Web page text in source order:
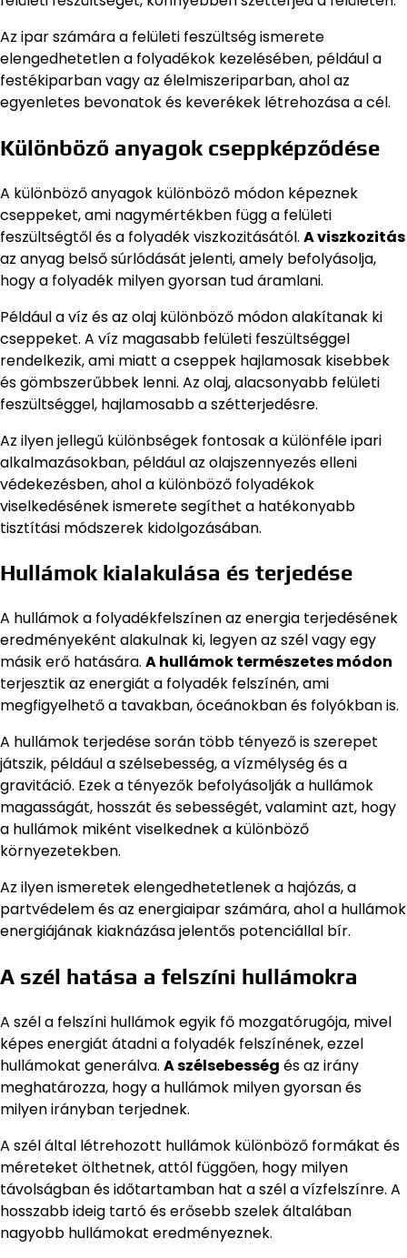
Az ipar számára a felületi feszültség ismerete
elengedhetetlen a folyadékok kezelésében, például a
festékiparban vagy az élelmiszeriparban, ahol az
egyenletes bevonatok és keverékek létrehozása a cél.
Különböző anyagok cseppképződése
A különböző anyagok különböző módon képeznek
cseppeket, ami nagymértékben függ a felületi
feszültségtől és a folyadék viszkozitásától. A viszkozitás
az anyag belső súrlódását jelenti, amely befolyásolja,
hogy a folyadék milyen gyorsan tud áramlani.
Például a víz és az olaj különböző módon alakítanak ki
cseppeket. A víz magasabb felületi feszültséggel
rendelkezik, ami miatt a cseppek hajlamosak kisebbek
és gömbszerűbbek lenni. Az olaj, alacsonyabb felületi
feszültséggel, hajlamosabb a szétterjedésre.
Az ilyen jellegű különbségek fontosak a különféle ipari
alkalmazásokban, például az olajszennyezés elleni
védekezésben, ahol a különböző folyadékok
viselkedésének ismerete segíthet a hatékonyabb
tisztítási módszerek kidolgozásában.
Hullámok kialakulása és terjedése
A hullámok a folyadékfelszínen az energia terjedésének
eredményeként alakulnak ki, legyen az szél vagy egy
másik erő hatására. A hullámok természetes módon
terjesztik az energiát a folyadék felszínén, ami
megfigyelhető a tavakban, óceánokban és folyókban is.
A hullámok terjedése során több tényező is szerepet
játszik, például a szélsebesség, a vízmélység és a
gravitáció. Ezek a tényezők befolyásolják a hullámok
magasságát, hosszát és sebességét, valamint azt, hogy
a hullámok miként viselkednek a különböző
környezetekben.
Az ilyen ismeretek elengedhetetlenek a hajózás, a
partvédelem és az energiaipar számára, ahol a hullámok
energiájának kiaknázása jelentős potenciállal bír.
A szél hatása a felszíni hullámokra
A szél a felszíni hullámok egyik fő mozgatórugója, mivel
képes energiát átadni a folyadék felszínének, ezzel
hullámokat generálva. A szélsebesség és az irány
meghatározza, hogy a hullámok milyen gyorsan és
milyen irányban terjednek.
A szél által létrehozott hullámok különböző formákat és
méreteket ölthetnek, attól függően, hogy milyen
távolságban és időtartamban hat a szél a vízfelszínre. A
hosszabb ideig tartó és erősebb szelek általában
nagyobb hullámokat eredményeznek.